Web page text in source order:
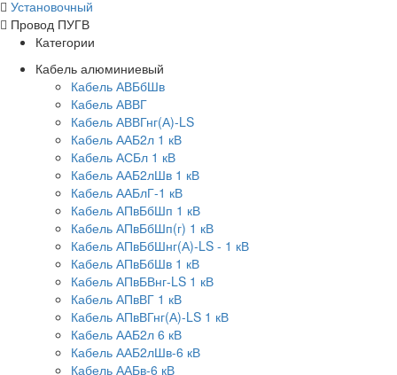
Установочный
Провод ПУГВ
Категории
Кабель алюминиевый
Кабель АВБбШв
Кабель АВВГ
Кабель АВВГнг(А)-LS
Кабель ААБ2л 1 кВ
Кабель АСБл 1 кВ
Кабель ААБ2лШв 1 кВ
Кабель ААБлГ-1 кВ
Кабель АПвБбШп 1 кВ
Кабель АПвБбШп(г) 1 кВ
Кабель АПвБбШнг(А)-LS - 1 кВ
Кабель АПвБбШв 1 кВ
Кабель АПвБВнг-LS 1 кВ
Кабель АПвВГ 1 кВ
Кабель АПвВГнг(А)-LS 1 кВ
Кабель ААБ2л 6 кВ
Кабель ААБ2лШв-6 кВ
Кабель ААБв-6 кВ